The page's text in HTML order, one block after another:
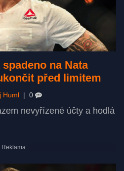
na Nata
před limitem
Huml 0
nevyřízené účty a hodlá